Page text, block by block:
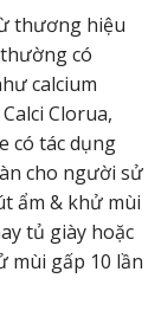
thương hiệu
có
calcium
Clorua,
có tác dụng
cho người sử
ẩm & khử mùi
tủ giày hoặc
mùi gấp 10 lần